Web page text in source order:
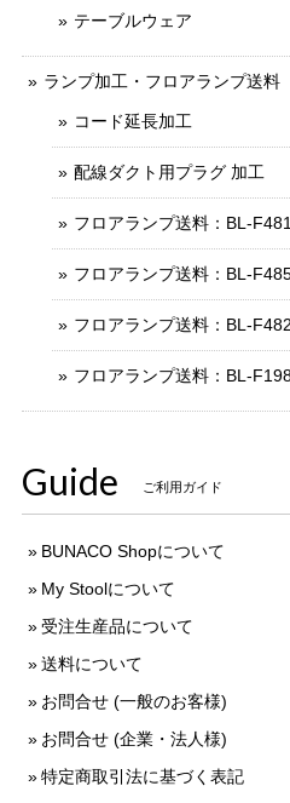
テーブルウェア
ランプ加工・フロアランプ送料
コード延長加工
配線ダクト用プラグ 加工
フロアランプ送料：BL-
フロアランプ送料：BL-
フロアランプ送料：BL-F482
フロアランプ送料：BL-
Guide ご利用ガイド
BUNACO Shopについて
My Stoolについて
受注生産品について
送料について
お問合せ (一般のお客様)
お問合せ (企業・法人様)
特定商取引法に基づく表記